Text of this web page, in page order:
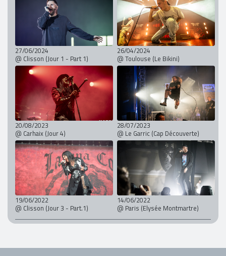
27/06/2024
@ Clisson (Jour 1 - Part 1)
26/04/2024
@ Toulouse (Le Bikini)
20/08/2023
@ Carhaix (Jour 4)
28/07/2023
@ Le Garric (Cap Découverte)
19/06/2022
@ Clisson (Jour 3 - Part.1)
14/06/2022
@ Paris (Elysée Montmartre)